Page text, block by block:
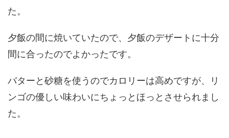
た。
夕飯の間に焼いていたので、夕飯のデザートに十分
間に合ったのでよかったです。
バターと砂糖を使うのでカロリーは高めですが、リ
ンゴの優しい味わいにちょっとほっとさせられまし
た。